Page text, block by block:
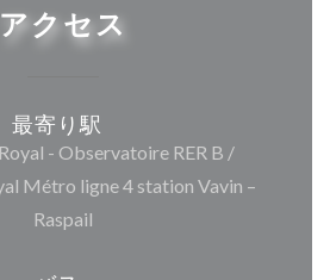
アクセス
最寄り駅
- Observatoire RER B /
Métro ligne 4 station Vavin –
Raspail